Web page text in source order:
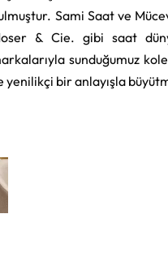
Sami Saat ve
& Cie. gibi saat
sunduğumuz
yenilikçi bir anlayışla